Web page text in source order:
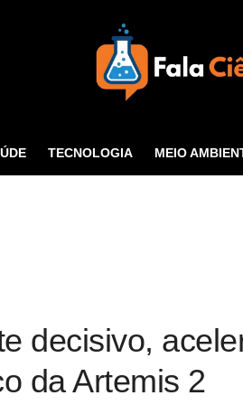
Tecnologia
TECNOLOGIA MEIO
decisivo,
da Artemis 2